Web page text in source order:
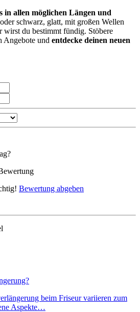
in allen möglichen Längen und
schwarz, glatt, mit großen Wellen
wirst du bestimmt fündig. Stöbere
Angebote und entdecke deinen neuen
Bewertung abgeben
beim Friseur variieren zum
Aspekte…